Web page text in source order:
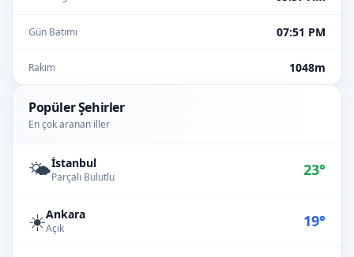
Gün Batımı 07:51 PM
Rakım 1048m
Popüler Şehirler
En çok aranan iller
🌤️İstanbul
Parçalı Bulutlu 23°
☀️Ankara
Açık 19°